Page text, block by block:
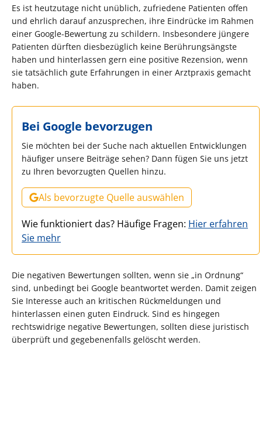
Es ist heutzutage nicht unüblich, zufriedene Patienten offen
und ehrlich darauf anzusprechen, ihre Eindrücke im Rahmen
einer Google-Bewertung zu schildern. Insbesondere jüngere
Patienten dürften diesbezüglich keine Berührungsängste
haben und hinterlassen gern eine positive Rezension, wenn
sie tatsächlich gute Erfahrungen in einer Arztpraxis gemacht
haben.
Bei Google bevorzugen
Sie möchten bei der Suche nach aktuellen Entwicklungen
häufiger unsere Beiträge sehen? Dann fügen Sie uns jetzt
zu Ihren bevorzugten Quellen hinzu.
Als bevorzugte Quelle auswählen
Wie funktioniert das? Häufige Fragen: Hier erfahren
Sie mehr
Die negativen Bewertungen sollten, wenn sie „in Ordnung“
sind, unbedingt bei Google beantwortet werden. Damit zeigen
Sie Interesse auch an kritischen Rückmeldungen und
hinterlassen einen guten Eindruck. Sind es hingegen
rechtswidrige negative Bewertungen, sollten diese juristisch
überprüft und gegebenenfalls gelöscht werden.